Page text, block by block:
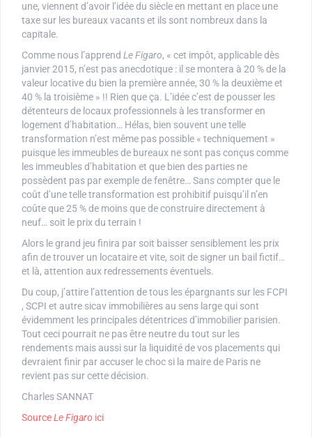
une, viennent d’avoir l’idée du siècle en mettant en place une
taxe sur les bureaux vacants et ils sont nombreux dans la
capitale.
Comme nous l’apprend Le Figaro, « cet impôt, applicable dès
janvier 2015, n’est pas anecdotique : il se montera à 20 % de la
valeur locative du bien la première année, 30 % la deuxième et
40 % la troisième » !! Rien que ça. L’idée c’est de pousser les
détenteurs de locaux professionnels à les transformer en
logement d’habitation… Hélas, bien souvent une telle
transformation n’est même pas possible « techniquement »
puisque les immeubles de bureaux ne sont pas conçus comme
les immeubles d’habitation et que bien des parties ne
possèdent pas par exemple de fenêtre… Sans compter que le
coût d’une telle transformation est prohibitif puisqu’il n’en
coûte que 25 % de moins que de construire directement à
neuf… soit le prix du terrain !
Alors le grand jeu finira par soit baisser sensiblement les prix
afin de trouver un locataire et vite, soit de signer un bail fictif…
et là, attention aux redressements éventuels.
Du coup, j’attire l’attention de tous les épargnants sur les FCPI
, SCPI et autre sicav immobilières au sens large qui sont
évidemment les principales détentrices d’immobilier parisien.
Tout ceci pourrait ne pas être neutre du tout sur les
rendements mais aussi sur la liquidité de vos placements qui
devraient finir par accuser le choc si la maire de Paris ne
revient pas sur cette décision.
Charles SANNAT
SourceLe Figaro ici